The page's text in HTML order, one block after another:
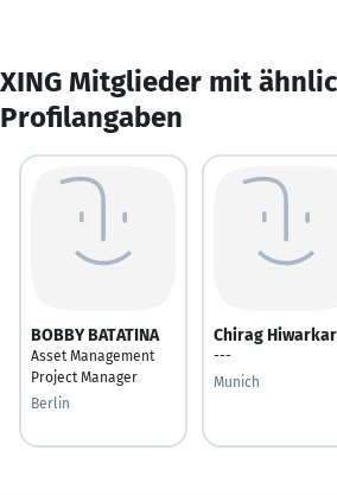
XING Mitglieder mit
Profilangaben
BOBBY BATATINA
Asset Management
Project Manager
Berlin
Chirag Hiwarkar
---
Munich